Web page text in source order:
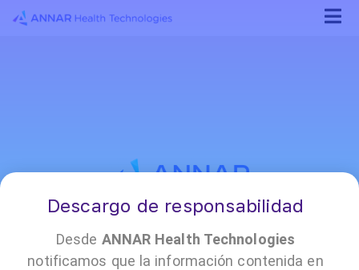
¡Conócenos!
Descargo de responsabilidad
Desde ANNAR Health Technologies
notificamos que la información contenida en